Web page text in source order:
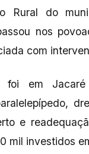
Rural do
nos
com
foi em
e
mil investidos